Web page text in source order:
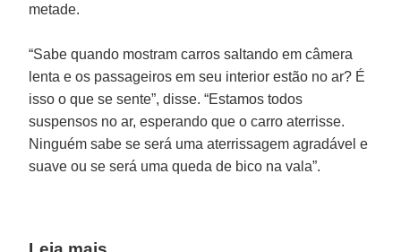
metade.
“Sabe quando mostram carros saltando em câmera
lenta e os passageiros em seu interior estão no ar? É
isso o que se sente”, disse. “Estamos todos
suspensos no ar, esperando que o carro aterrisse.
Ninguém sabe se será uma aterrissagem agradável e
suave ou se será uma queda de bico na vala”.